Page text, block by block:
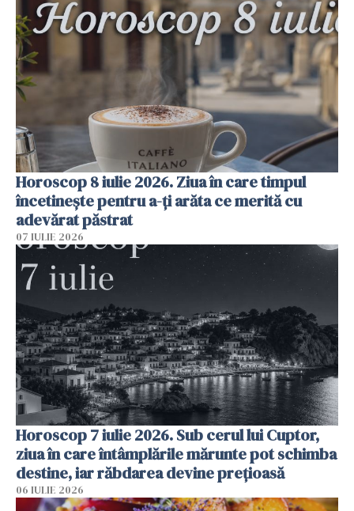
Horoscop 8 iulie 2026. Ziua în care timpul
încetinește pentru a-ți arăta ce merită cu
adevărat păstrat
07 IULIE 2026
Horoscop 7 iulie 2026. Sub cerul lui Cuptor,
ziua în care întâmplările mărunte pot schimba
destine, iar răbdarea devine prețioasă
06 IULIE 2026